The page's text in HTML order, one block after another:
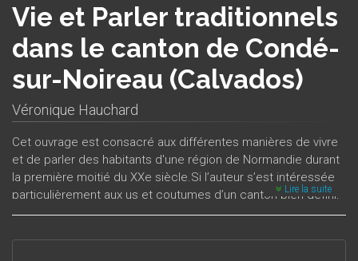
Vie et Parler traditionnels
dans le canton de Condé-
sur-Noireau (Calvados)
Véronique Hauchard
Cet ouvrage est consacré aux différentes manières de vivre
et de parler des habitants d'une région de Normandie durant
la première moitié du XXe siècle.Si l’auteur s’est intéressée
particulièrement aux us et coutumes d’un canton bien défini,
celui de Condé-sur-Noireau dans le Calvados, bien des
Lire la suite